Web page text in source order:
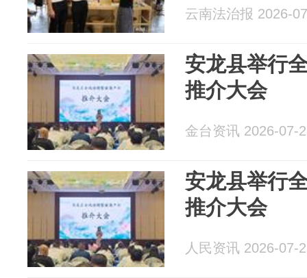
云南法治报 2026-
安龙县举行
推介大会
金台资讯 2026-07-
安龙县举行
推介大会
人民资讯 2026-07-